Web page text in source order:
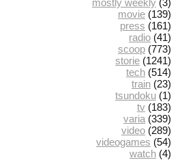
movie (139)
press (161)
radio (41)
scoop (773)
storie (1241)
tech (514)
train (23)
tsundoku (1)
tv (183)
varia (339)
video (289)
videogames (54)
watch (4)